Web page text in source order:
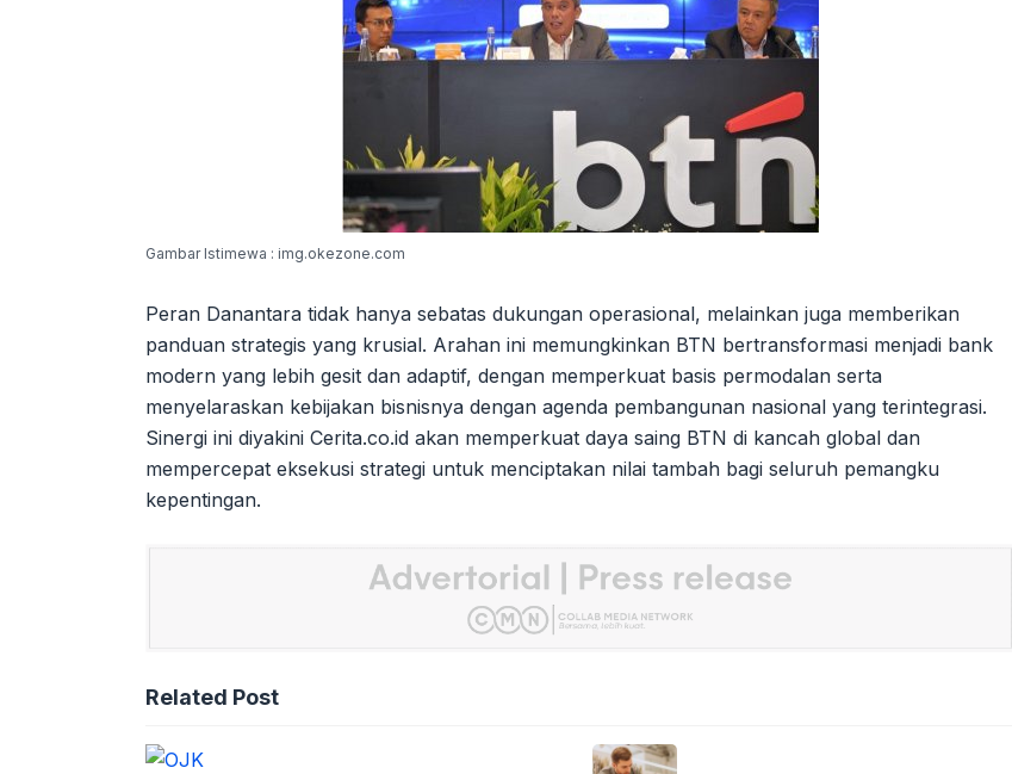
Gambar Istimewa : img.okezone.com
Peran Danantara tidak hanya sebatas dukungan operasional, melainkan juga memberikan
panduan strategis yang krusial. Arahan ini memungkinkan BTN bertransformasi menjadi bank
modern yang lebih gesit dan adaptif, dengan memperkuat basis permodalan serta
menyelaraskan kebijakan bisnisnya dengan agenda pembangunan nasional yang terintegrasi.
Sinergi ini diyakini Cerita.co.id akan memperkuat daya saing BTN di kancah global dan
mempercepat eksekusi strategi untuk menciptakan nilai tambah bagi seluruh pemangku
kepentingan.
Related Post